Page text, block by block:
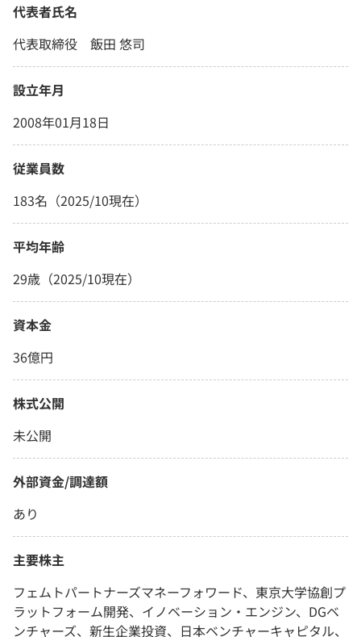
代表者氏名
代表取締役 飯田 悠司
設立年月
2008年01月18日
従業員数
183名（2025/10現在）
平均年齢
29歳（2025/10現在）
資本金
36億円
株式公開
未公開
外部資金/調達額
あり
主要株主
フェムトパートナーズマネーフォワード、東京大学協創プ
ラットフォーム開発、イノベーション・エンジン、DGベ
ンチャーズ、新生企業投資、日本ベンチャーキャピタル、